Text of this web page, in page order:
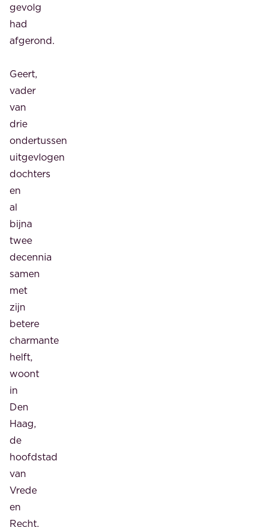
gevolg
had
afgerond.
Geert,
vader
van
drie
ondertussen
uitgevlogen
dochters
en
al
bijna
twee
decennia
samen
met
zijn
betere
charmante
helft,
woont
in
Den
Haag,
de
hoofdstad
van
Vrede
en
Recht.